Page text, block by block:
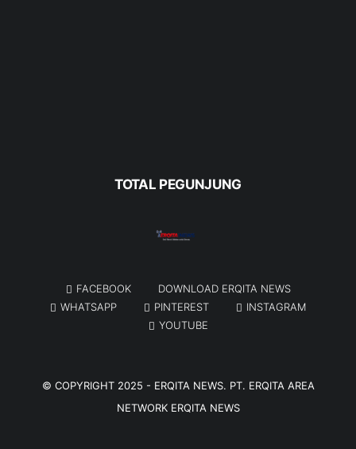
TOTAL PEGUNJUNG
FACEBOOK
DOWNLOAD ERQITA NEWS
WHATSAPP
PINTEREST
INSTAGRAM
YOUTUBE
© COPYRIGHT 2025 - ERQITA NEWS. PT. ERQITA AREA
NETWORK ERQITA NEWS